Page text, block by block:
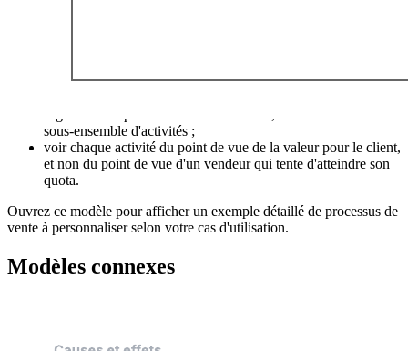
organiser vos processus en six colonnes, chacune avec un
sous-ensemble d'activités ;
voir chaque activité du point de vue de la valeur pour le client,
et non du point de vue d'un vendeur qui tente d'atteindre son
quota.
Ouvrez ce modèle pour afficher un exemple détaillé de processus de
vente à personnaliser selon votre cas d'utilisation.
Modèles connexes